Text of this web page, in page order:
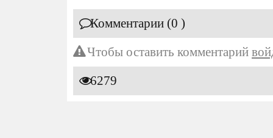
Комментарии (0 )
Чтобы оставить комментарий
6279